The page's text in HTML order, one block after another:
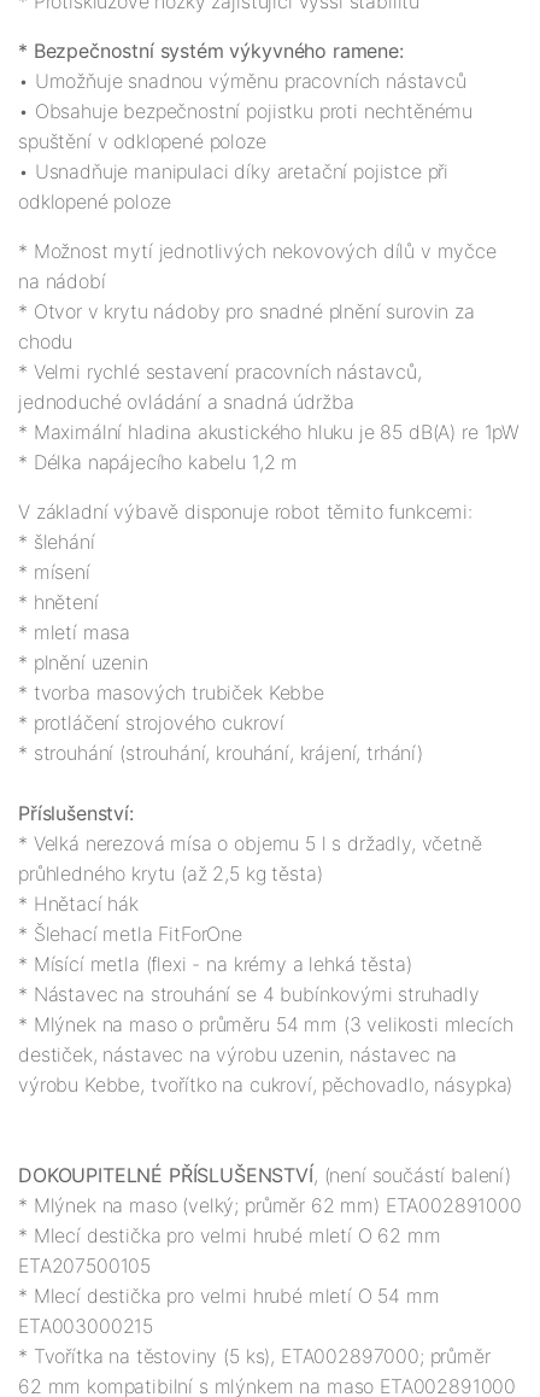
* Bezpečnostní systém výkyvného ramene:
• Umožňuje snadnou výměnu pracovních nástavců
• Obsahuje bezpečnostní pojistku proti nechtěnému
spuštění v odklopené poloze
• Usnadňuje manipulaci díky aretační pojistce při
odklopené poloze
* Možnost mytí jednotlivých nekovových dílů v myčce
na nádobí
* Otvor v krytu nádoby pro snadné plnění surovin za
chodu
* Velmi rychlé sestavení pracovních nástavců,
jednoduché ovládání a snadná údržba
* Maximální hladina akustického hluku je 85 dB(A) re 1pW
V základní výbavě disponuje robot těmito funkcemi:
* šlehání
* mísení
* hnětení
* mletí masa
* plnění uzenin
* tvorba masových trubiček Kebbe
* protláčení strojového cukroví
* strouhání (strouhání, krouhání, krájení, trhání)
Příslušenství:
* Velká nerezová mísa o objemu 5 l s držadly, včetně
průhledného krytu (až 2,5 kg těsta)
* Hnětací hák
* Šlehací metla FitForOne
* Mísící metla (flexi - na krémy a lehká těsta)
* Nástavec na strouhání se 4 bubínkovými struhadly
* Mlýnek na maso o průměru 54 mm (3 velikosti mlecích
destiček, nástavec na výrobu uzenin, nástavec na
výrobu Kebbe, tvořítko na cukroví, pěchovadlo, násypka)
DOKOUPITELNÉ PŘÍSLUŠENSTVÍ, (není součástí balení)
* Mlýnek na maso (velký; průměr 62 mm) ETA002891000
* Mlecí destička pro velmi hrubé mletí O 62 mm
ETA207500105
* Mlecí destička pro velmi hrubé mletí O 54 mm
ETA003000215
* Tvořítka na těstoviny (5 ks), ETA002897000; průměr
62 mm kompatibilní s mlýnkem na maso ETA002891000